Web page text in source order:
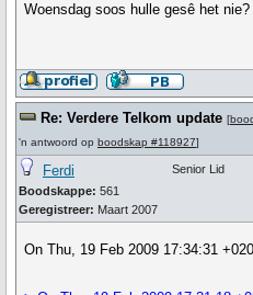
Woensdag soos hulle gesê het nie?
Re: Verdere Telkom update [
'n antwoord op boodskap #118927]
Ferdi
Boodskappe: 561
Geregistreer: Maart 2007
Senior Lid
On Thu, 19 Feb 2009 17:34:31